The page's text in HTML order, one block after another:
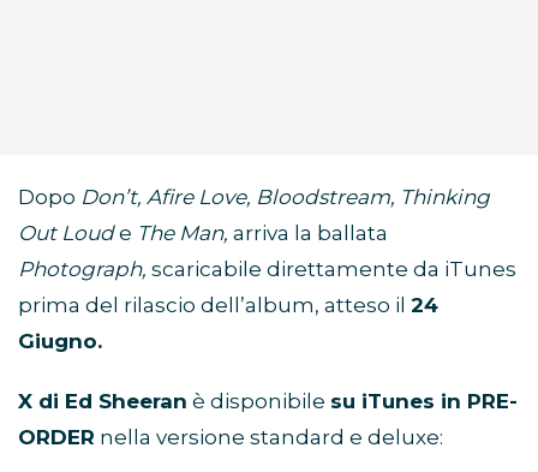
Dopo Don’t, Afire Love, Bloodstream, Thinking
Out Loude The Man, arriva la ballata
Photograph, scaricabile direttamente da iTunes
prima del rilascio dell’album, atteso il 24
Giugno.
X di Ed Sheeran è disponibile su iTunes in PRE-
ORDER nella versione standard e deluxe: